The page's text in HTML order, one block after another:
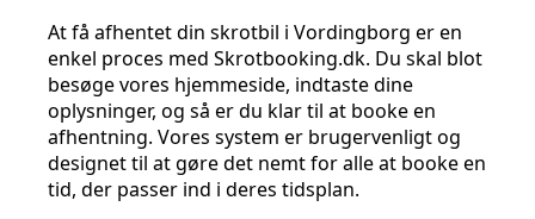
At få afhentet din skrotbil i Vordingborg er en
enkel proces med Skrotbooking.dk. Du skal blot
besøge vores hjemmeside, indtaste dine
oplysninger, og så er du klar til at booke en
afhentning. Vores system er brugervenligt og
designet til at gøre det nemt for alle at booke en
tid, der passer ind i deres tidsplan.